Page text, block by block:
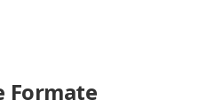
Formate